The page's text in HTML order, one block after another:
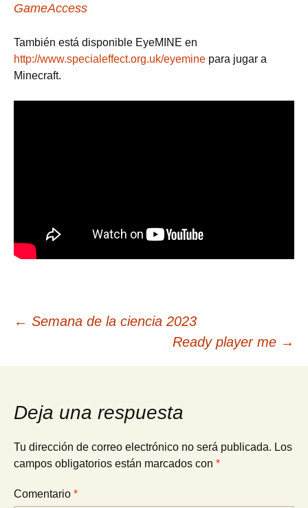
GameAccess
También está disponible EyeMINE en
http://www.specialeffect.org.uk/eyemine para jugar a
Minecraft.
Navegación
de
entradas
← Semana de la ciencia 2023
Ready player me →
Deja una respuesta
Tu dirección de correo electrónico no será publicada. Los
campos obligatorios están marcados con *
Comentario *